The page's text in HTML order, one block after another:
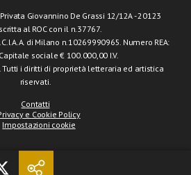
Giovannino De Grassi 12/12A - 20123
al ROC con il n.37767.
di Milano n.10269990965. Numero REA:
sociale € 100.000,00 I.V.
Tutti i diritti di proprietà letteraria ed artistica
riservati.
Contatti
e Cookie Policy
Impostazioni cookie